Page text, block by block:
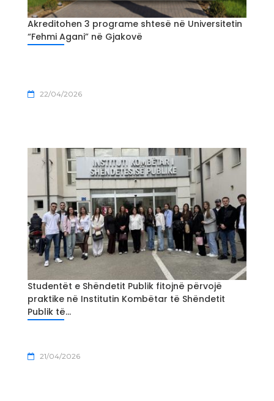
Akreditohen 3 programe shtesë në Universitetin
“Fehmi Agani” në Gjakovë
22/04/2026
Studentët e Shëndetit Publik fitojnë përvojë
praktike në Institutin Kombëtar të Shëndetit
Publik të...
21/04/2026